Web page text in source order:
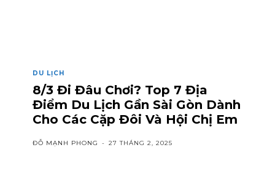
DU LỊCH
8/3 Đi Đâu Chơi? Top 7 Địa
Điểm Du Lịch Gần Sài Gòn Dành
Cho Các Cặp Đôi Và Hội Chị Em
ĐỖ MẠNH PHONG - 27 THÁNG 2, 2025